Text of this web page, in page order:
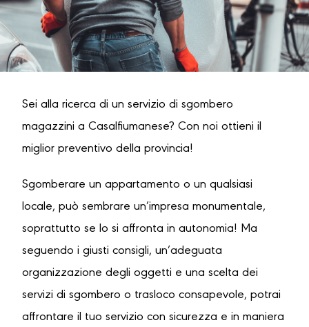
Sei alla ricerca di un servizio di sgombero
magazzini a Casalfiumanese? Con noi ottieni il
miglior preventivo della provincia!
Sgomberare un appartamento o un qualsiasi
locale, può sembrare un’impresa monumentale,
soprattutto se lo si affronta in autonomia! Ma
seguendo i giusti consigli, un’adeguata
organizzazione degli oggetti e una scelta dei
servizi di sgombero o trasloco consapevole, potrai
affrontare il tuo servizio con sicurezza e in maniera